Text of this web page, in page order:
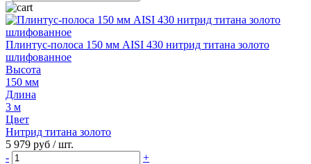
Плинтус-полоса 150 мм AISI 430 нитрид титана золото
шлифованное
Высота
150 мм
Длина
3 м
Цвет
Нитрид титана золото
5 979 руб / шт.
-
+